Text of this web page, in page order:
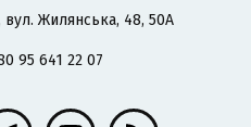
вул. Жилянська, 48, 50А
95 641 22 07